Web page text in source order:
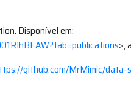
Disponível em:
>,
github.com/MrMimic/data-